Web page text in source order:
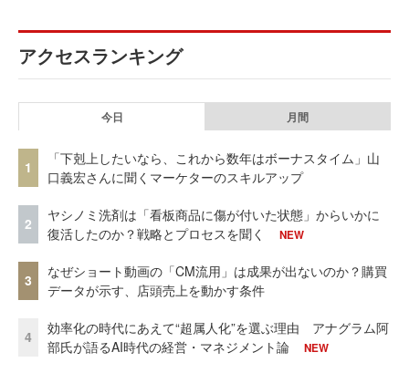
アクセスランキング
今日 月間
1
「下剋上したいなら、これから数年はボーナスタイム」山
口義宏さんに聞くマーケターのスキルアップ
2
ヤシノミ洗剤は「看板商品に傷が付いた状態」からいかに
復活したのか？戦略とプロセスを聞く
NEW
3
なぜショート動画の「CM流用」は成果が出ないのか？購買
データが示す、店頭売上を動かす条件
4
効率化の時代にあえて“超属人化”を選ぶ理由 アナグラム阿
部氏が語るAI時代の経営・マネジメント論
NEW